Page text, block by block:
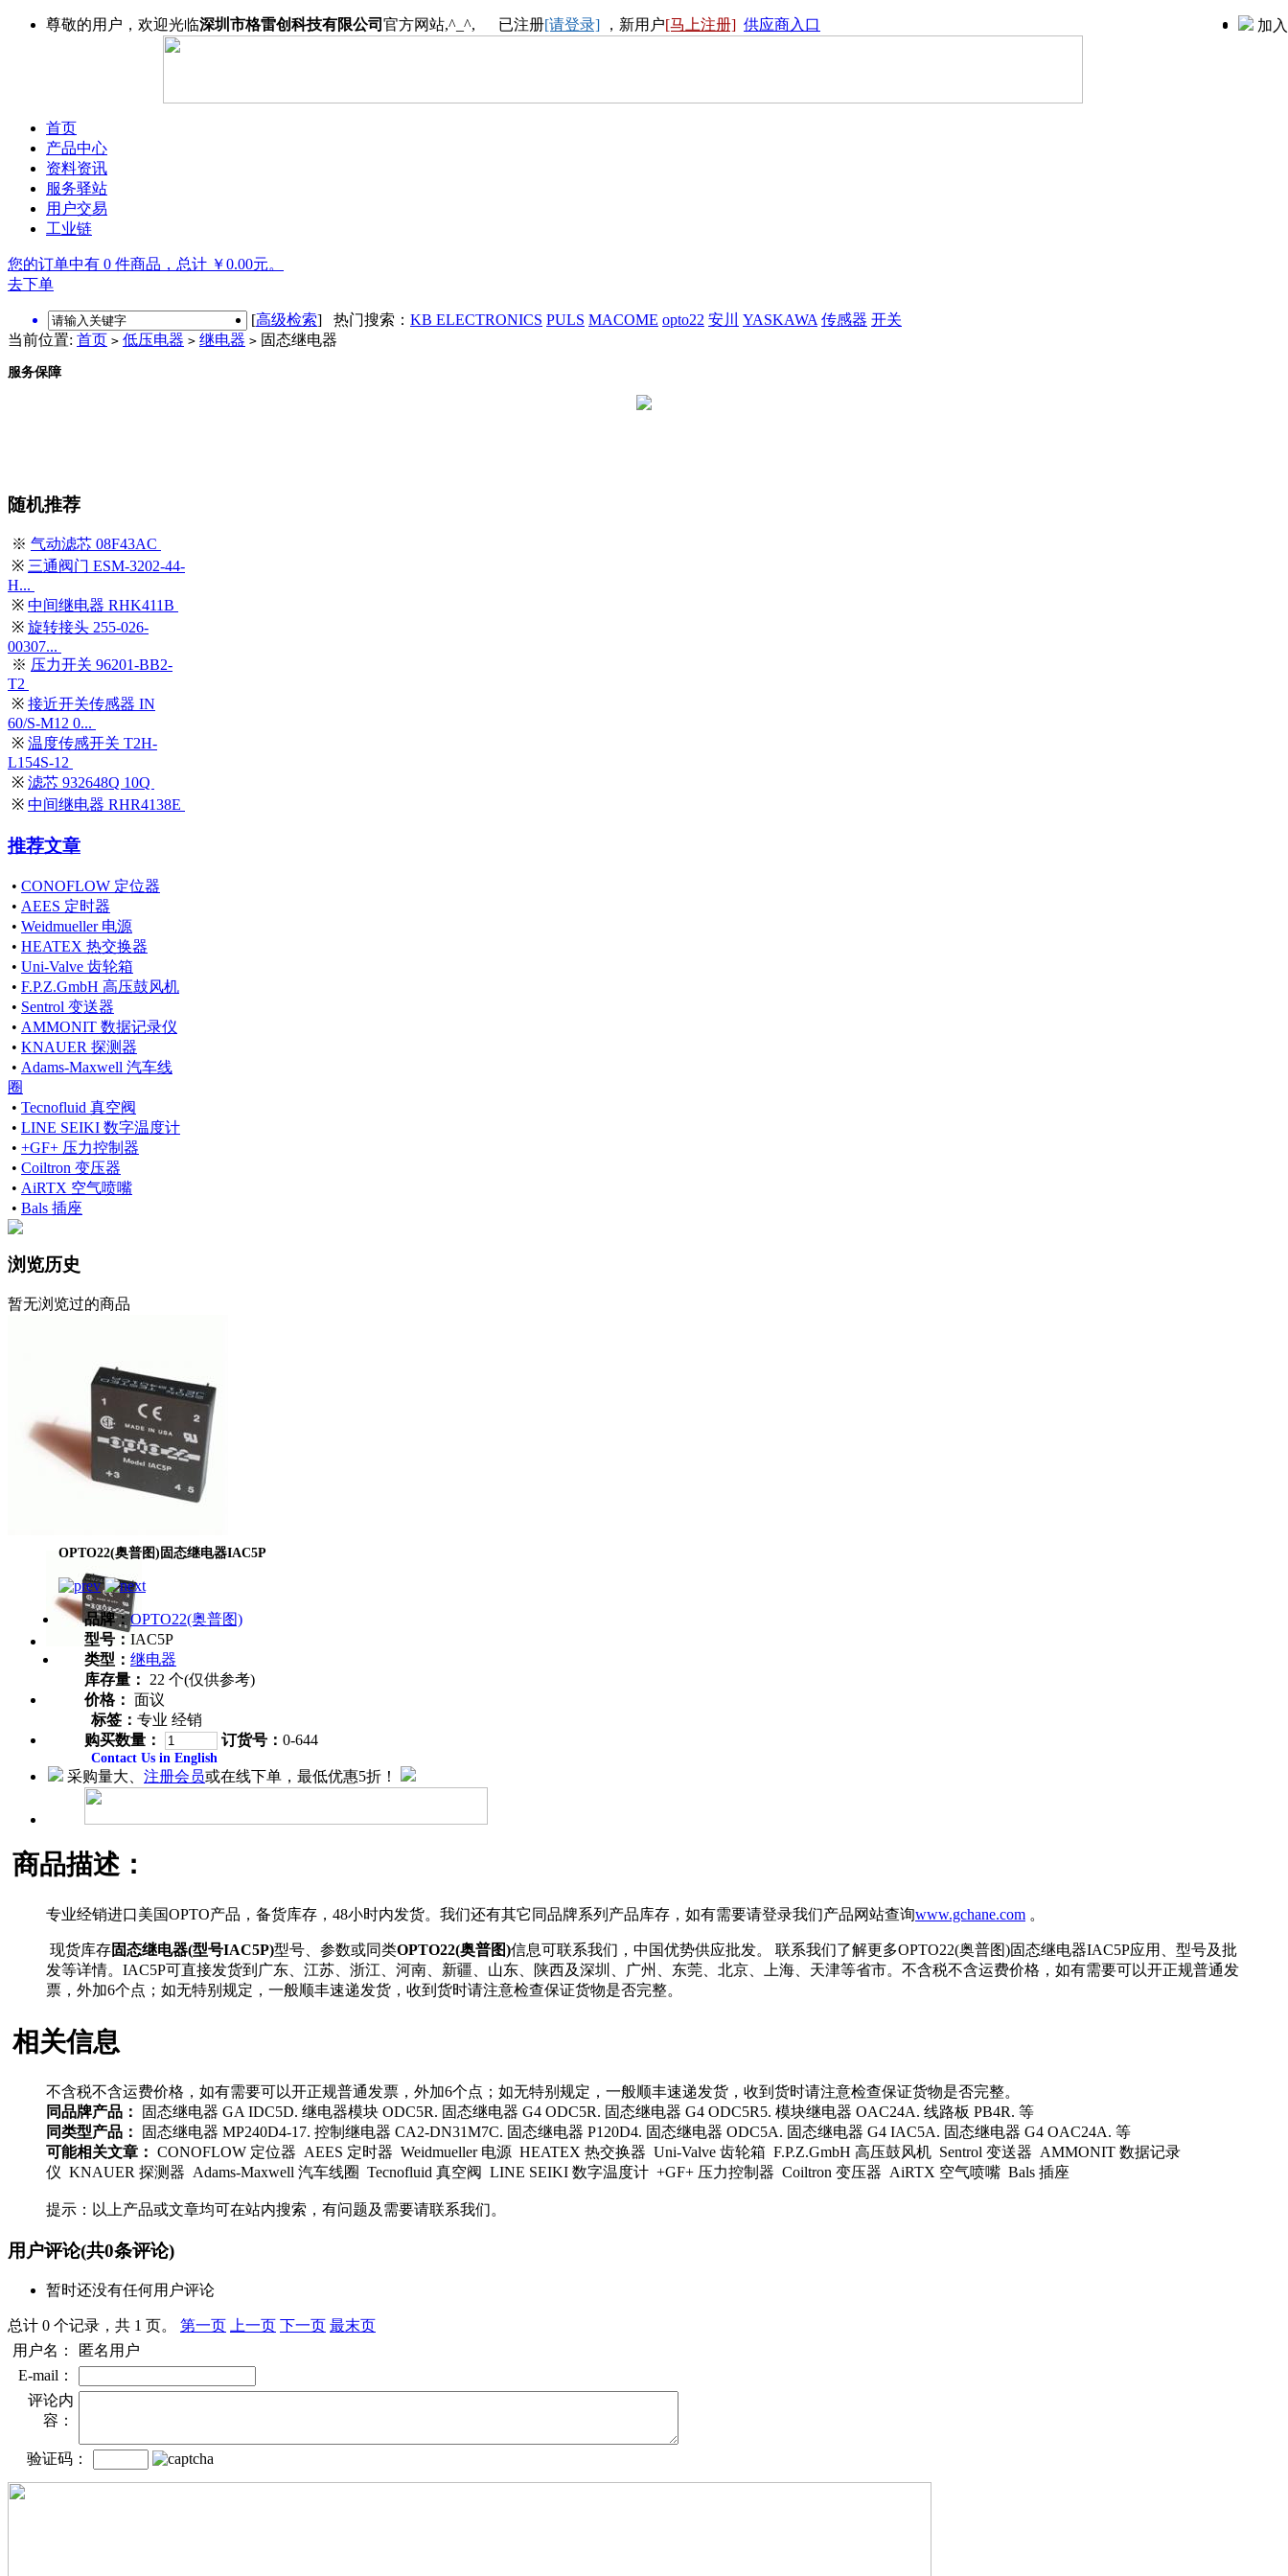
尊敬的用户，欢迎光临深圳市格雷创科技有限公司 官方网站,^_^, 已注册[请登录] ，新用户[马上注册] 供应商入口 加
首页
产品中心
资料资讯
服务驿站
用户交易
工业链
您的订单中有 0 件商品，总计 ￥0.00元。
去下单
[高级检索] 热门搜索： KB ELECTRONICS PULS MACOME opto22 安川 YASKAWA 传感器 开关
当前位置: 首页 > 低压电器 > 继电器 > 固态继电器
服务保障
随机推荐
※ 气动滤芯 08F43AC
※ 三通阀门 ESM-3202-44-
H...
※ 中间继电器 RHK411B
※ 旋转接头 255-026-
00307...
※ 压力开关 96201-BB2-
T2
※ 接近开关传感器 IN
60/S-M12 0...
※ 温度传感开关 T2H-
L154S-12
※ 滤芯 932648Q 10Q
※ 中间继电器 RHR4138E
推荐文章
• CONOFLOW 定位器
• AEES 定时器
• Weidmueller 电源
• HEATEX 热交换器
• Uni-Valve 齿轮箱
• F.P.Z.GmbH 高压鼓风机
• Sentrol 变送器
• AMMONIT 数据记录仪
• KNAUER 探测器
• Adams-Maxwell 汽车线
圈
• Tecnofluid 真空阀
• LINE SEIKI 数字温度计
• +GF+ 压力控制器
• Coiltron 变压器
• AiRTX 空气喷嘴
• Bals 插座
浏览历史
暂无浏览过的商品
OPTO22(奥普图)固态继电器IAC5P
品牌：OPTO22(奥普图)
型号： IAC5P
类型： 继电器
库存量：
22 个(仅供参考)
价格： 面议
标签： 专业 经销
购买数量：
订货号： 0-644
Contact Us in English
采购量大、 注册会员或在线下单，最低优惠5折！
商品描述：
专业经销进口美国OPTO产品，备货库存，48小时内发货。我们还有其它同品牌系列产品库存，如有需要请登录我们产品网站查询www.gchane.com 。
现货库存固态继电器(型号IAC5P)型号、参数或同类OPTO22(奥普图)信息可联系我们，中国优势供应批发。 联系我们了解更多OPTO22(奥普图)固态继电器IAC5P应用、型号及批
发等详情。IAC5P可直接发货到广东、江苏、浙江、河南、新疆、山东、陕西及深圳、广州、东莞、北京、上海、天津等省市。不含税不含运费价格，如有需要可以开正规普通发
票，外加6个点；如无特别规定，一般顺丰速递发货，收到货时请注意检查保证货物是否完整。
相关信息
不含税不含运费价格，如有需要可以开正规普通发票，外加6个点；如无特别规定，一般顺丰速递发货，收到货时请注意检查保证货物是否完整。
同品牌产品：
固态继电器 GA IDC5D. 继电器模块 ODC5R. 固态继电器 G4 ODC5R. 固态继电器 G4 ODC5R5. 模块继电器 OAC24A. 线路板 PB4R. 等
同类型产品：
固态继电器 MP240D4-17. 控制继电器 CA2-DN31M7C. 固态继电器 P120D4. 固态继电器 ODC5A. 固态继电器 G4 IAC5A. 固态继电器 G4 OAC24A. 等
可能相关文章： CONOFLOW 定位器 AEES 定时器 Weidmueller 电源 HEATEX 热交换器 Uni-Valve 齿轮箱 F.P.Z.GmbH 高压鼓风机 Sentrol 变送器 AMMONIT 数据记录
仪 KNAUER 探测器 Adams-Maxwell 汽车线圈 Tecnofluid 真空阀 LINE SEIKI 数字温度计 +GF+ 压力控制器 Coiltron 变压器 AiRTX 空气喷嘴 Bals 插座
提示：以上产品或文章均可在站内搜索，有问题及需要请联系我们。
用户评论(共0条评论)
暂时还没有任何用户评论
总计 0 个记录，共 1 页。 第一页 上一页 下一页 最末页
用户名：
匿名用户
E-mail：
评论内
容：
验证码：